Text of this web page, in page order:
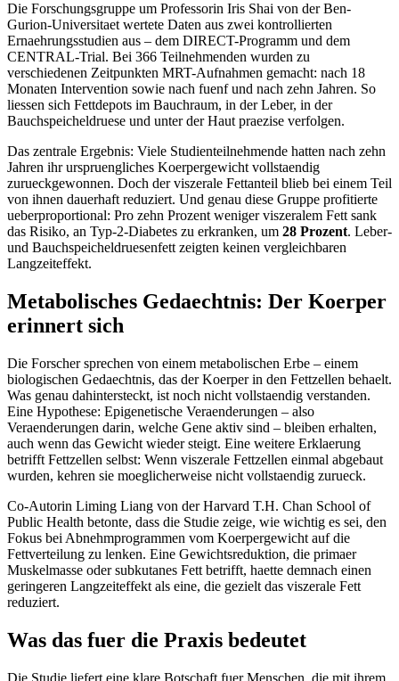
Die Forschungsgruppe um Professorin Iris Shai von der Ben-
Gurion-Universitaet wertete Daten aus zwei kontrollierten
Ernaehrungsstudien aus – dem DIRECT-Programm und dem
CENTRAL-Trial. Bei 366 Teilnehmenden wurden zu
verschiedenen Zeitpunkten MRT-Aufnahmen gemacht: nach 18
Monaten Intervention sowie nach fuenf und nach zehn Jahren. So
liessen sich Fettdepots im Bauchraum, in der Leber, in der
Bauchspeicheldruese und unter der Haut praezise verfolgen.
Das zentrale Ergebnis: Viele Studienteilnehmende hatten nach zehn
Jahren ihr urspruengliches Koerpergewicht vollstaendig
zurueckgewonnen. Doch der viszerale Fettanteil blieb bei einem Teil
von ihnen dauerhaft reduziert. Und genau diese Gruppe profitierte
ueberproportional: Pro zehn Prozent weniger viszeralem Fett sank
das Risiko, an Typ-2-Diabetes zu erkranken, um 28 Prozent. Leber-
und Bauchspeicheldruesenfett zeigten keinen vergleichbaren
Langzeiteffekt.
Metabolisches Gedaechtnis: Der Koerper
erinnert sich
Die Forscher sprechen von einem metabolischen Erbe – einem
biologischen Gedaechtnis, das der Koerper in den Fettzellen behaelt.
Was genau dahintersteckt, ist noch nicht vollstaendig verstanden.
Eine Hypothese: Epigenetische Veraenderungen – also
Veraenderungen darin, welche Gene aktiv sind – bleiben erhalten,
auch wenn das Gewicht wieder steigt. Eine weitere Erklaerung
betrifft Fettzellen selbst: Wenn viszerale Fettzellen einmal abgebaut
wurden, kehren sie moeglicherweise nicht vollstaendig zurueck.
Co-Autorin Liming Liang von der Harvard T.H. Chan School of
Public Health betonte, dass die Studie zeige, wie wichtig es sei, den
Fokus bei Abnehmprogrammen vom Koerpergewicht auf die
Fettverteilung zu lenken. Eine Gewichtsreduktion, die primaer
Muskelmasse oder subkutanes Fett betrifft, haette demnach einen
geringeren Langzeiteffekt als eine, die gezielt das viszerale Fett
reduziert.
Was das fuer die Praxis bedeutet
Die Studie liefert eine klare Botschaft fuer Menschen, die mit ihrem